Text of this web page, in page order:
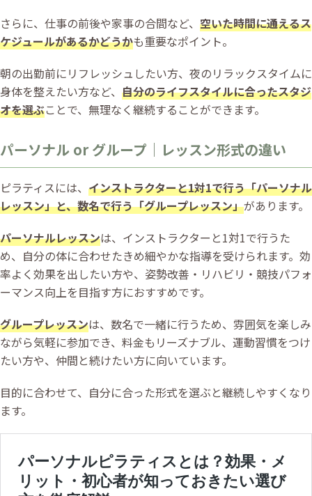
さらに、仕事の前後や家事の合間など、 空いた時間に通えるス
ケジュールがあるかどうかも重要なポイント。
朝の出勤前にリフレッシュしたい方、夜のリラックスタイムに
身体を整えたい方など、 自分のライフスタイルに合ったスタジ
オを選ぶことで、無理なく継続することができます。
パーソナル or グループ｜レッスン形式の違い
ピラティスには、 インストラクターと1対1で行う「パーソナル
レッスン」と、数名で行う「グループレッスン」があります。
パーソナルレッスンは、インストラクターと1対1で行うた
め、自分の体に合わせたきめ細やかな指導を受けられます。効
率よく効果を出したい方や、姿勢改善・リハビリ・競技パフォ
ーマンス向上を目指す方におすすめです。
グループレッスンは、数名で一緒に行うため、雰囲気を楽しみ
ながら気軽に参加でき、料金もリーズナブル、運動習慣をつけ
たい方や、仲間と続けたい方に向いています。
目的に合わせて、自分に合った形式を選ぶと継続しやすくなり
ます。